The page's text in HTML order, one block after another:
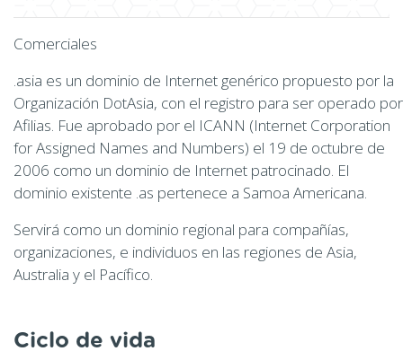
Comerciales
.asia es un dominio de Internet genérico propuesto por la
Organización DotAsia, con el registro para ser operado por
Afilias. Fue aprobado por el ICANN (Internet Corporation
for Assigned Names and Numbers) el 19 de octubre de
2006 como un dominio de Internet patrocinado. El
dominio existente .as pertenece a Samoa Americana.
Servirá como un dominio regional para compañías,
organizaciones, e individuos en las regiones de Asia,
Australia y el Pacífico.
Ciclo de vida